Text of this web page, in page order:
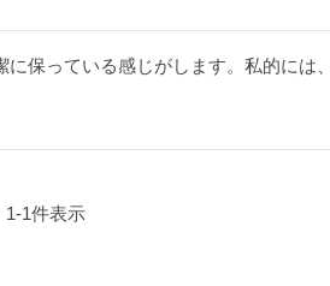
保っている感じがします。私的には
1-1件表示